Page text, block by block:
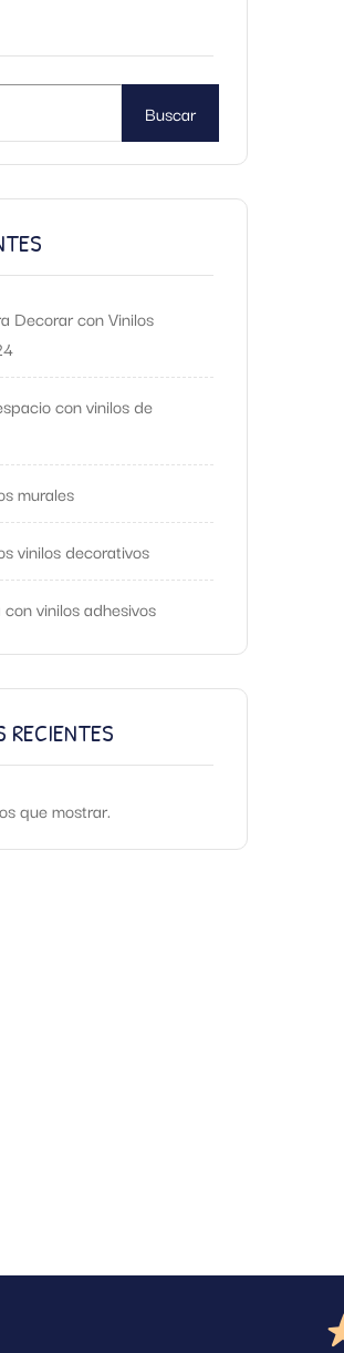
Buscar
Decorar con Vinilos
con vinilos de
murales
vinilos decorativos
vinilos adhesivos
RECIENTES
que mostrar.